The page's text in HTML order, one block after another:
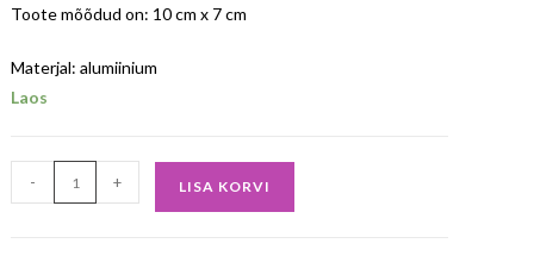
Toote mõõdud on: 10 cm x 7 cm
Materjal: alumiinium
Laos
- + LISA KORVI